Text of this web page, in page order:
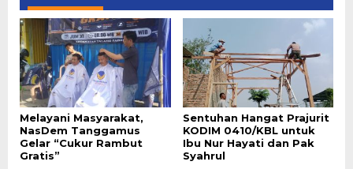
Melayani Masyarakat,
NasDem Tanggamus
Gelar “Cukur Rambut
Gratis”
Sentuhan Hangat Prajurit
KODIM 0410/KBL untuk
Ibu Nur Hayati dan Pak
Syahrul